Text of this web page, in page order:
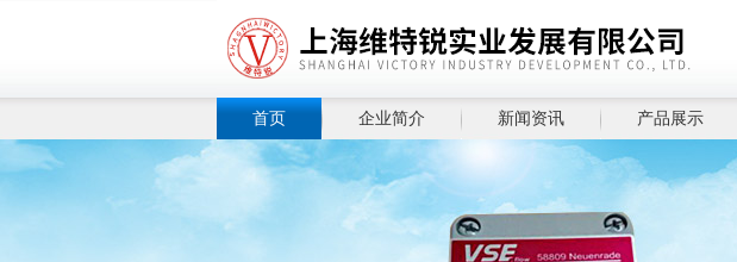
首页 企业简介 新闻资讯 产品展示